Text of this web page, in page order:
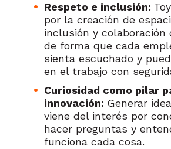
Respeto e inclusión:
por la creación de
inclusión y colaboración
de forma que cada
sienta escuchado y
en el trabajo con
Curiosidad como pilar
innovación: Generar
viene del interés por
hacer preguntas y
funciona cada cosa.